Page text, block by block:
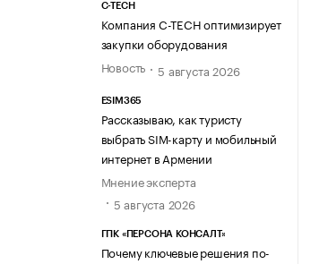
C-TECH
Компания C-TECH оптимизирует
закупки оборудования
Новость
5 августа 2026
ESIM365
Рассказываю, как туристу
выбрать SIM-карту и мобильный
интернет в Армении
Мнение эксперта
5 августа 2026
ГПК «ПЕРСОНА КОНСАЛТ»
Почему ключевые решения по-